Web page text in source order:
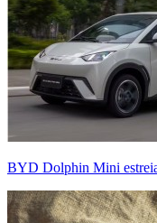
BYD Dolphin Mini estreia